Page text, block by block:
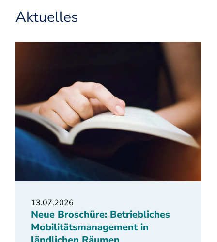
Aktuelles
13.07.2026
Neue Broschüre: Betriebliches
Mobilitätsmanagement in